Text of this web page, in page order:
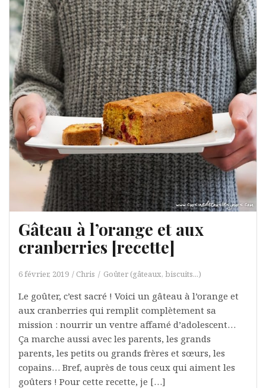
Gâteau à l’orange et aux
cranberries [recette]
6 février, 2019 Chris Goûter (gâteaux, biscuits...)
Le goûter, c’est sacré ! Voici un gâteau à l’orange et
aux cranberries qui remplit complètement sa
mission : nourrir un ventre affamé d’adolescent…
Ça marche aussi avec les parents, les grands
parents, les petits ou grands frères et sœurs, les
copains… Bref, auprès de tous ceux qui aiment les
goûters ! Pour cette recette, je […]